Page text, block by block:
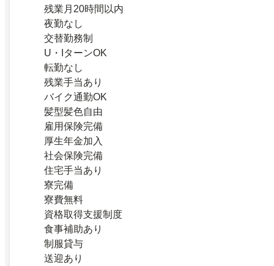
残業月20時間以内
夜勤なし
交替勤務制
U・IターンOK
転勤なし
残業手当あり
バイク通勤OK
髪型髪色自由
雇用保険完備
厚生年金加入
社会保険完備
住宅手当あり
寮完備
寮費無料
資格取得支援制度
食事補助あり
制服貸与
送迎あり